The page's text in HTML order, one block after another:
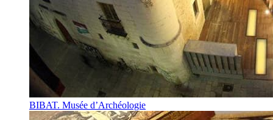
BIBAT. Musée d’Archéologie